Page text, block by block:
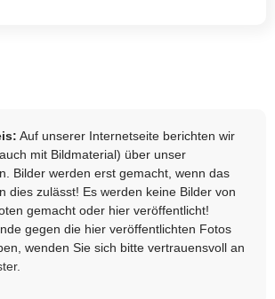
Auf unserer Internetseite berichten wir
mit Bildmaterial) über unser
Bilder werden erst gemacht, wenn das
dies zulässt! Es werden keine Bilder von
gemacht oder hier veröffentlicht!
gegen die hier veröffentlichten Fotos
wenden Sie sich bitte vertrauensvoll an
.